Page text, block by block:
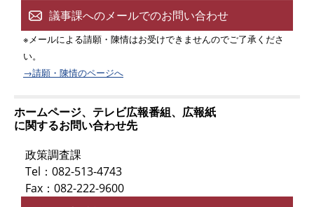
議事課へのメールでのお問い合わせ
※メールによる請願・陳情はお受けできませんのでご了承くださ
い。
→請願・陳情のページへ
ホームページ、テレビ広報番組、広報紙
に関するお問い合わせ先
政策調査課
Tel：082-513-4743
Fax：082-222-9600